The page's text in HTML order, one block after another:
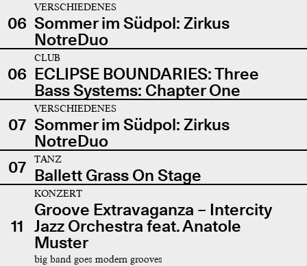
06
VERSCHIEDENES
Sommer im Südpol: Zirkus
NotreDuo
06
CLUB
ECLIPSE BOUNDARIES: Three
Bass Systems: Chapter One
07
VERSCHIEDENES
Sommer im Südpol: Zirkus
NotreDuo
07
TANZ
Ballett Grass On Stage
11
KONZERT
Groove Extravaganza – Intercity
Jazz Orchestra feat. Anatole
Muster
big band goes modern grooves